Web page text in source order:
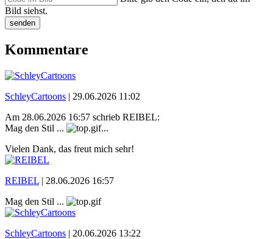
Bild siehst.
senden
Kommentare
SchleyCartoons | 29.06.2026 11:02
Am 28.06.2026 16:57 schrieb REIBEL:
Mag den Stil ...
...
Vielen Dank, das freut mich sehr!
REIBEL | 28.06.2026 16:57
Mag den Stil ...
SchleyCartoons | 20.06.2026 13:22